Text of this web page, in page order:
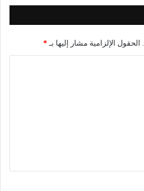
الحقول الإلزامية مشار إليها بـ *